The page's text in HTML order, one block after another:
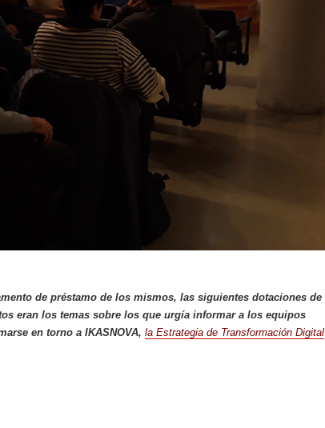
de préstamo de los mismos, las siguientes dotaciones de
eran los temas sobre los que urgía informar a los equipos
en torno a IKASNOVA,la Estrategia de Transformación Digital